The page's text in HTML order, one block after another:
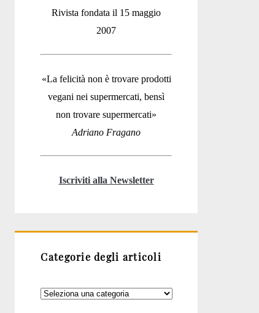
Rivista fondata il 15 maggio
2007
«La felicità non è trovare prodotti
vegani nei supermercati, bensì
non trovare supermercati»
Adriano Fragano
Iscriviti alla Newsletter
Categorie degli articoli
Categorie